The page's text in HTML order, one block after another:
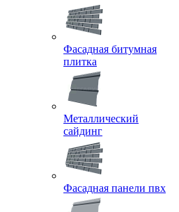
Фасадная битумная
плитка
Металлический
сайдинг
Фасадная панели пвх